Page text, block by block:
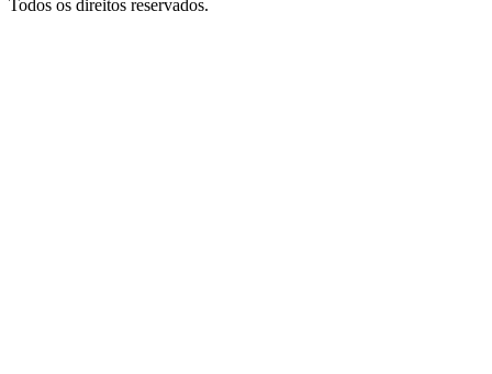
Todos os direitos reservados.